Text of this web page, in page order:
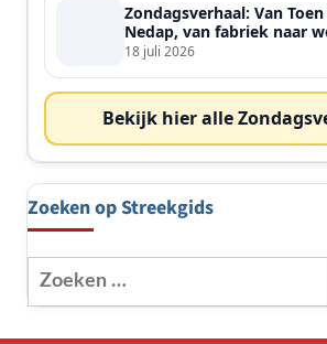
Zondagsverhaal: Van
Nedap, van fabriek naar
18 juli 2026
Bekijk hier alle
Zoeken op Streekgids
Zoeken
naar: